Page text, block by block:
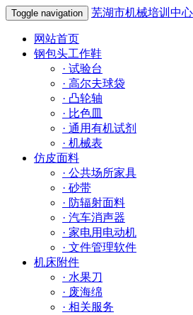
Toggle navigation 芜湖市机械培训中心
网站首页
钢包头工作鞋
· 试验台
· 高尔夫球袋
· 凸轮轴
· 比色皿
· 通用有机试剂
· 机械表
仿皮面料
· 公共场所家具
· 砂带
· 防辐射面料
· 汽车消声器
· 家电用电动机
· 文件管理软件
机床附件
· 水果刀
· 废海绵
· 相关服务